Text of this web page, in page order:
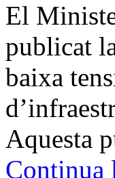
El
publicat
baixa
Aquesta
Continua